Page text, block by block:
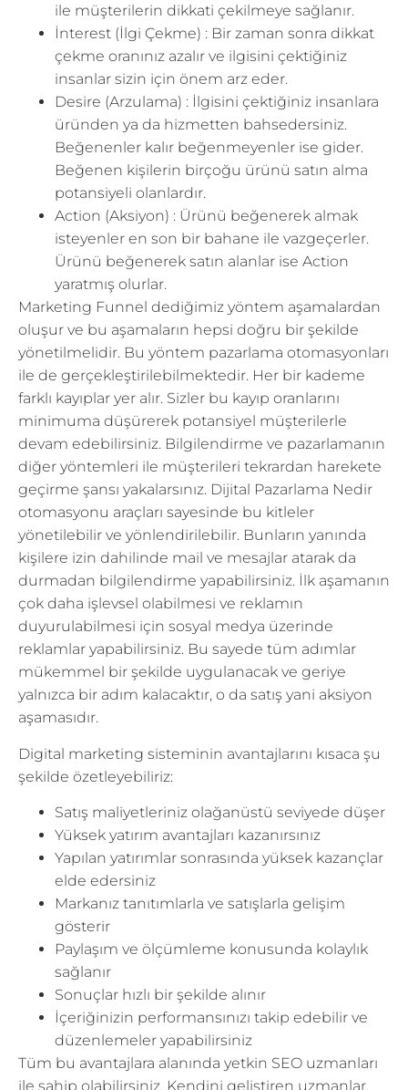
ile müşterilerin dikkati çekilmeye sağlanır.
İnterest (İlgi Çekme) : Bir zaman sonra dikkat
çekme oranınız azalır ve ilgisini çektiğiniz
insanlar sizin için önem arz eder.
Desire (Arzulama) : İlgisini çektiğiniz insanlara
üründen ya da hizmetten bahsedersiniz.
Beğenenler kalır beğenmeyenler ise gider.
Beğenen kişilerin birçoğu ürünü satın alma
potansiyeli olanlardır.
Action (Aksiyon) : Ürünü beğenerek almak
isteyenler en son bir bahane ile vazgeçerler.
Ürünü beğenerek satın alanlar ise Action
yaratmış olurlar.
Marketing Funnel dediğimiz yöntem aşamalardan
oluşur ve bu aşamaların hepsi doğru bir şekilde
yönetilmelidir. Bu yöntem pazarlama otomasyonları
ile de gerçekleştirilebilmektedir. Her bir kademe
farklı kayıplar yer alır. Sizler bu kayıp oranlarını
minimuma düşürerek potansiyel müşterilerle
devam edebilirsiniz. Bilgilendirme ve pazarlamanın
diğer yöntemleri ile müşterileri tekrardan harekete
geçirme şansı yakalarsınız. Dijital Pazarlama Nedir
otomasyonu araçları sayesinde bu kitleler
yönetilebilir ve yönlendirilebilir. Bunların yanında
kişilere izin dahilinde mail ve mesajlar atarak da
durmadan bilgilendirme yapabilirsiniz. İlk aşamanın
çok daha işlevsel olabilmesi ve reklamın
duyurulabilmesi için sosyal medya üzerinde
reklamlar yapabilirsiniz. Bu sayede tüm adımlar
mükemmel bir şekilde uygulanacak ve geriye
yalnızca bir adım kalacaktır, o da satış yani aksiyon
aşamasıdır.
Digital marketing sisteminin avantajlarını kısaca şu
şekilde özetleyebiliriz:
Satış maliyetleriniz olağanüstü seviyede düşer
Yüksek yatırım avantajları kazanırsınız
Yapılan yatırımlar sonrasında yüksek kazançlar
elde edersiniz
Markanız tanıtımlarla ve satışlarla gelişim
gösterir
Paylaşım ve ölçümleme konusunda kolaylık
sağlanır
Sonuçlar hızlı bir şekilde alınır
İçeriğinizin performansınızı takip edebilir ve
düzenlemeler yapabilirsiniz
Tüm bu avantajlara alanında yetkin SEO uzmanları
ile sahip olabilirsiniz. Kendini geliştiren uzmanlar,